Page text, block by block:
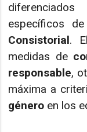
específicos
Consistorial.
medidas de
responsable,
máxima a
género en los